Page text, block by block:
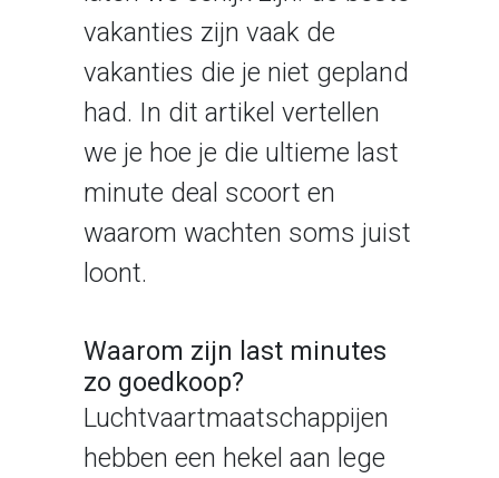
vakanties zijn vaak de
vakanties die je niet gepland
had. In dit artikel vertellen
we je hoe je die ultieme last
minute deal scoort en
waarom wachten soms juist
loont.
Waarom zijn last minutes
zo goedkoop?
Luchtvaartmaatschappijen
hebben een hekel aan lege